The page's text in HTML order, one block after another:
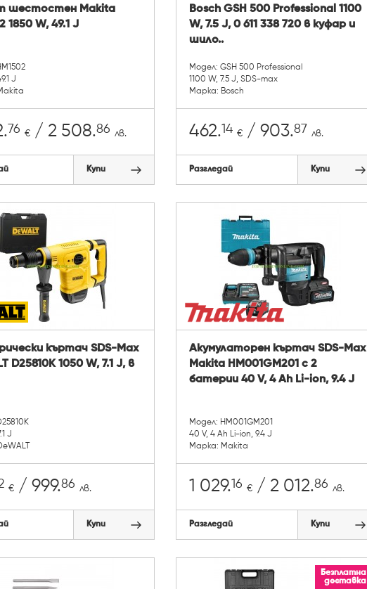
шестостен Makita
1850 W, 49.1 J
J
76 €/ 2 508.86 лв.
Купи
Bosch GSH 500 Professional 1100
W, 7.5 J, 0 611 338 720 в куфар и
шило..
Модел: GSH 500 Professional
1100 W, 7.5 J, SDS-max
Марка: Bosch
462.14 €/ 903.87 лв.
Разгледай Купи
къртач SDS-Max
D25810K 1050 W, 7.1 J, в
J
€/ 999.86 лв.
Купи
Акумулаторен къртач SDS-Max
Makita HM001GM201 с 2
батерии 40 V, 4 Ah Li-ion, 9.4 J
Модел: HM001GM201
40 V, 4 Ah Li-ion, 9.4 J
Марка: Makita
1 029.16 €/ 2 012.86 лв.
Разгледай Купи
Безплатна
доставка